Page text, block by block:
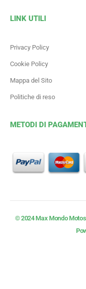
LINK UTILI
Privacy Policy
Cookie Policy
Mappa del Sito
Politiche di reso
METODI DI
© 2024 Max Mondo